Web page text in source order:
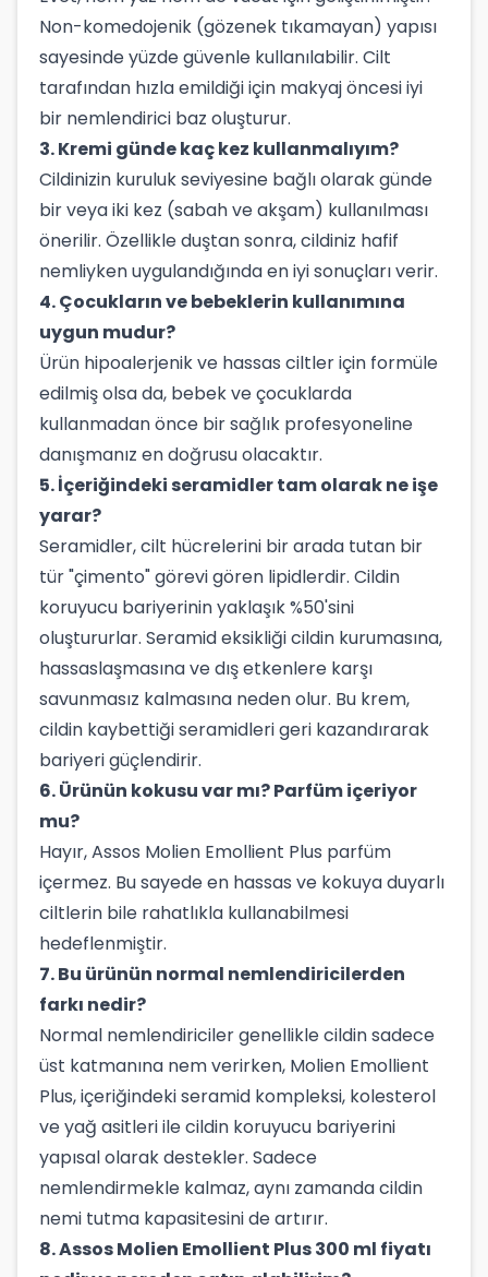
Non-komedojenik (gözenek tıkamayan) yapısı
sayesinde yüzde güvenle kullanılabilir. Cilt
tarafından hızla emildiği için makyaj öncesi iyi
bir nemlendirici baz oluşturur.
3. Kremi günde kaç kez kullanmalıyım?
Cildinizin kuruluk seviyesine bağlı olarak günde
bir veya iki kez (sabah ve akşam) kullanılması
önerilir. Özellikle duştan sonra, cildiniz hafif
nemliyken uygulandığında en iyi sonuçları verir.
4. Çocukların ve bebeklerin kullanımına
uygun mudur?
Ürün hipoalerjenik ve hassas ciltler için formüle
edilmiş olsa da, bebek ve çocuklarda
kullanmadan önce bir sağlık profesyoneline
danışmanız en doğrusu olacaktır.
5. İçeriğindeki seramidler tam olarak ne işe
yarar?
Seramidler, cilt hücrelerini bir arada tutan bir
tür "çimento" görevi gören lipidlerdir. Cildin
koruyucu bariyerinin yaklaşık %50'sini
oluştururlar. Seramid eksikliği cildin kurumasına,
hassaslaşmasına ve dış etkenlere karşı
savunmasız kalmasına neden olur. Bu krem,
cildin kaybettiği seramidleri geri kazandırarak
bariyeri güçlendirir.
6. Ürünün kokusu var mı? Parfüm içeriyor
mu?
Hayır, Assos Molien Emollient Plus parfüm
içermez. Bu sayede en hassas ve kokuya duyarlı
ciltlerin bile rahatlıkla kullanabilmesi
hedeflenmiştir.
7. Bu ürünün normal nemlendiricilerden
farkı nedir?
Normal nemlendiriciler genellikle cildin sadece
üst katmanına nem verirken, Molien Emollient
Plus, içeriğindeki seramid kompleksi, kolesterol
ve yağ asitleri ile cildin koruyucu bariyerini
yapısal olarak destekler. Sadece
nemlendirmekle kalmaz, aynı zamanda cildin
nemi tutma kapasitesini de artırır.
8. Assos Molien Emollient Plus 300 ml fiyatı